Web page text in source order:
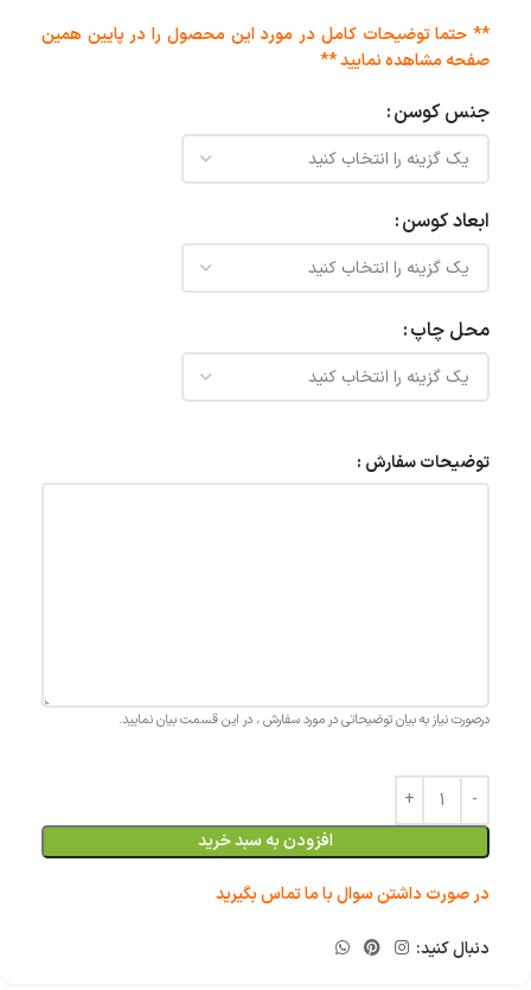
** حتما توضیحات کامل در مورد این محصول را در پایین همین
صفحه مشاهده نمایید **
جنس کوسن
ابعاد کوسن
محل چاپ
توضیحات سفارش :
درصورت نیاز به بیان توضیحاتی در مورد سفارش ، در این قسمت بیان نمایید.
افزودن به سبد خرید
در صورت داشتن سوال با ما تماس بگیرید
دنبال کنید: